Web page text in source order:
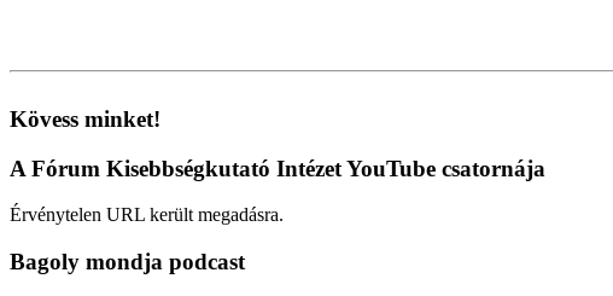
Kövess minket!
A Fórum Kisebbségkutató Intézet YouTube csatornája
Érvénytelen URL került megadásra.
Bagoly mondja podcast